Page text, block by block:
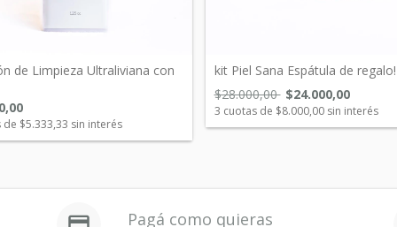
de Limpieza Ultraliviana con
de $5.333,33 sin interés
kit Piel Sana Espátula de regalo!
$28.000,00 $24.000,00
3 cuotas de $8.000,00sin interés
Pagá como quieras